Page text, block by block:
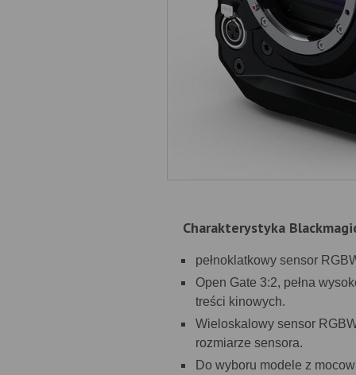
Charakterystyka
pełnoklatkowy sensor
Open Gate 3:2, pełna
treści kinowych.
Wieloskalowy sensor
rozmiarze sensora.
Do wyboru modele z